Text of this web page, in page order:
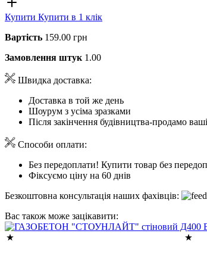
Купити Купити в 1 клік
Вартість 159.00 грн
Замовлення штук 1.00
Швидка доставка:
Доставка в той же день
Шоурум з усіма зразками
Після закінчення будівництва-продамо
Способи оплати:
Без передоплати! Купити товар без
Фіксуємо ціну на 60 днів
Безкоштовна консультація наших фахівців:
Вас також може зацікавити: